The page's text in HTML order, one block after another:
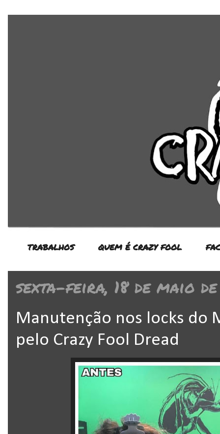
TRABALHOS QUEM É CRAZY FOOL
sexta-feira, 18 de maio
Manutenção nos locks do
pelo Crazy Fool Dread